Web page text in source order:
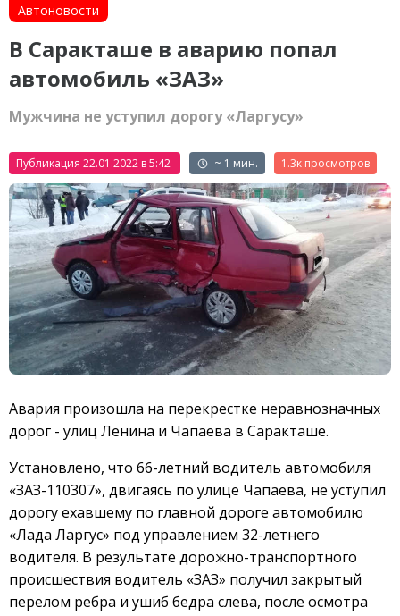
Автоновости
В Саракташе в аварию попал
автомобиль «ЗАЗ»
Мужчина не уступил дорогу «Ларгусу»
Публикация 22.01.2022 в 5:42 ~ 1 мин. 1.3к
Авария произошла на перекрестке неравнозначных
дорог - улиц Ленина и Чапаева в Саракташе.
Установлено, что 66-летний водитель автомобиля
«ЗАЗ-110307», двигаясь по улице Чапаева, не уступил
дорогу ехавшему по главной дороге автомобилю
«Лада Ларгус» под управлением 32-летнего
водителя. В результате дорожно-транспортного
происшествия водитель «ЗАЗ» получил закрытый
перелом ребра и ушиб бедра слева, после осмотра